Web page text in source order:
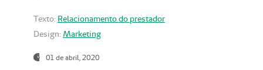
Texto: Relacionamento do prestador
Design: Marketing
01 de abril, 2020